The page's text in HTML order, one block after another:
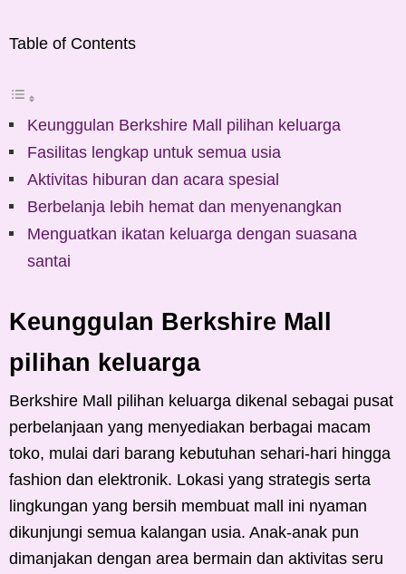
Table of Contents
Keunggulan Berkshire Mall pilihan keluarga
Fasilitas lengkap untuk semua usia
Aktivitas hiburan dan acara spesial
Berbelanja lebih hemat dan menyenangkan
Menguatkan ikatan keluarga dengan suasana
santai
Keunggulan Berkshire Mall
pilihan keluarga
Berkshire Mall pilihan keluarga dikenal sebagai pusat
perbelanjaan yang menyediakan berbagai macam
toko, mulai dari barang kebutuhan sehari-hari hingga
fashion dan elektronik. Lokasi yang strategis serta
lingkungan yang bersih membuat mall ini nyaman
dikunjungi semua kalangan usia. Anak-anak pun
dimanjakan dengan area bermain dan aktivitas seru